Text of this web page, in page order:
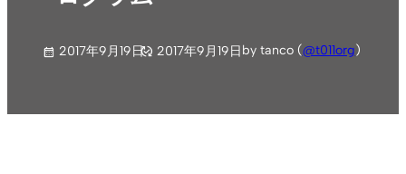
2017年9月19日 2017年9月19日by tanco (@t011org)